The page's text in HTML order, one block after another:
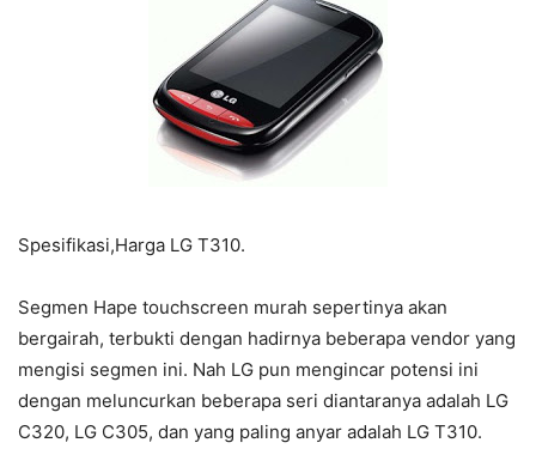
Spesifikasi,Harga LG T310.
Segmen Hape touchscreen murah sepertinya akan
bergairah, terbukti dengan hadirnya beberapa vendor yang
mengisi segmen ini. Nah LG pun mengincar potensi ini
dengan meluncurkan beberapa seri diantaranya adalah LG
C320, LG C305, dan yang paling anyar adalah LG T310.